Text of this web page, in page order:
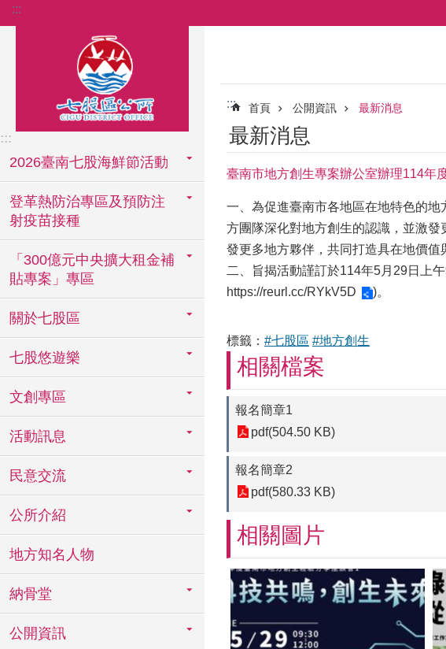
跳到主要內容區塊
:::
:::
2026臺南七股海鮮節活動
登革熱防治專區及預防注
射疫苗接種
「300億元中央擴大租金補
貼專案」專區
關於七股區
七股悠遊樂
文創專區
活動訊息
民意交流
公所介紹
地方知名人物
納骨堂
公開資訊
::: 首頁 公開資訊 最新消息
最新消息
臺南市地方創生專案辦公室辦理114年
一、為促進臺南市各地區在地特色的
方團隊深化對地方創生的認識，並激
發更多地方夥伴，共同打造具在地價值
二、旨揭活動謹訂於114年5月29日上
https://reurl.cc/RYkV5D
)。
標籤： #七股區 #地方創生
相關檔案
報名簡章1
pdf(504.50 KB)
報名簡章2
pdf(580.33 KB)
相關圖片